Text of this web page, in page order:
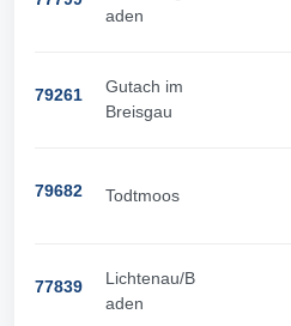
aden
79261
Gutach im
Breisgau
79682 Todtmoos
77839
Lichtenau/B
aden